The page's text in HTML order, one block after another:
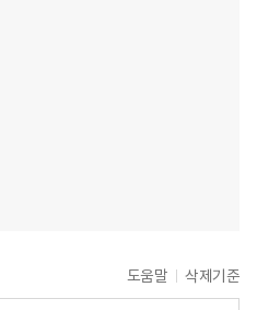
도움말 삭제기준